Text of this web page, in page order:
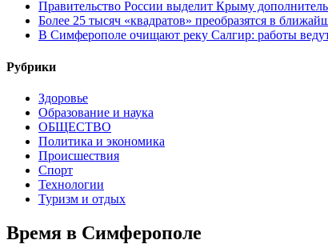
Правительство России выделит Крыму
Более 25 тысяч «квадратов» преобразятся в
В Симферополе очищают реку Салгир: работы
Рубрики
Здоровье
Образование и наука
ОБЩЕСТВО
Политика и экономика
Происшествия
Спорт
Технологии
Туризм и отдых
Время в Симферополе